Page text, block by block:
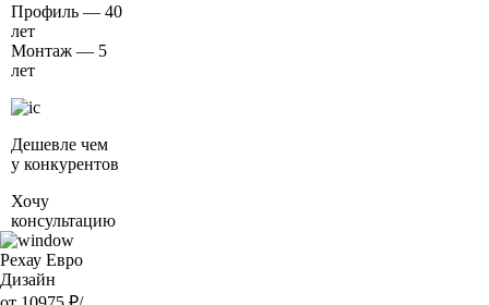
Профиль — 40
лет
Монтаж — 5
лет
Дешевле чем
у конкурентов
Хочу
консультацию
Рехау Евро
Дизайн